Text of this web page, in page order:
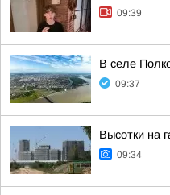
09:39
В селе
09:37
Высотки на
09:34